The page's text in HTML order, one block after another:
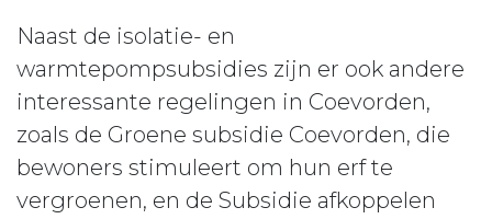
Naast de isolatie- en
warmtepompsubsidies zijn er ook andere
interessante regelingen in Coevorden,
zoals de Groene subsidie Coevorden, die
bewoners stimuleert om hun erf te
vergroenen, en de Subsidie afkoppelen